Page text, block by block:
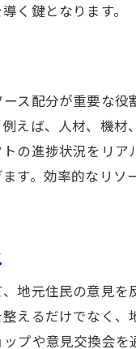
地域特性を活かし
く鍵となります。
ス配分が重要な
えば、人材、機
の進捗状況をリ
す。効率的なリ
地元住民の意見
えるだけでなく
プや意見交換会